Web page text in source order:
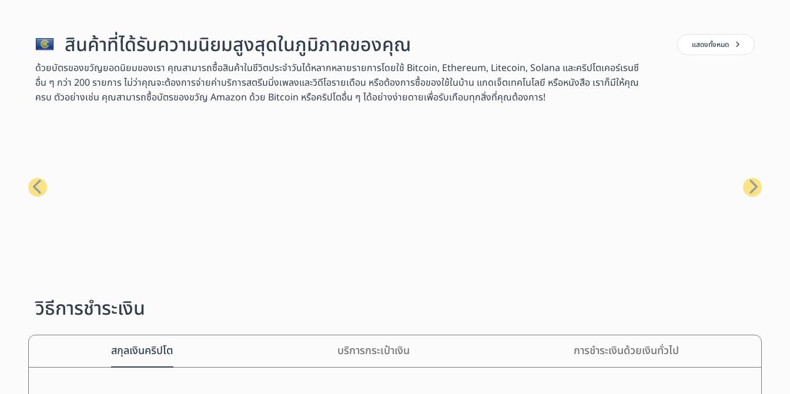
สินค้าที่ได้รับความนิยมสูงสุดในภูมิภาคของคุณ
ด้วยบัตรของขวัญยอดนิยมของเรา คุณสามารถซื้อสินค้าในชีวิตประจำวันได้หลากหลายรายการโดยใช้ Bitcoin, Ethereum, Litecoin, Solana และคริปโตเคอร์เรนซี
อื่น ๆ กว่า 200 รายการ ไม่ว่าคุณจะต้องการจ่ายค่าบริการสตรีมมิ่งเพลงและวิดีโอรายเดือน หรือต้องการซื้อของใช้ในบ้าน แกดเจ็ตเทคโนโลยี หรือหนังสือ เราก็มีให้คุณ
ครบ ตัวอย่างเช่น คุณสามารถซื้อบัตรของขวัญ Amazon ด้วย Bitcoin หรือคริปโตอื่น ๆ ได้อย่างง่ายดายเพื่อรับเกือบทุกสิ่งที่คุณต้องการ!
แสดงทั้งหมด
ก่อนหน้า ถัดไป
วิธีการชำระเงิน
สกุลเงินคริปโต บริการกระเป๋าเงิน การชำระเงินด้วยเงินทั่วไป